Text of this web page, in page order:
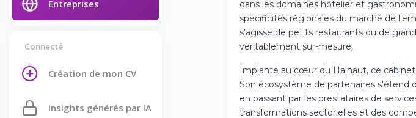
Entreprises
Connecté
Création de mon CV
Insights générés par IA
dans les domaines hôtelier et
spécificités régionales du marché de
s'agisse de petits restaurants ou de
véritablement sur-mesure.
Implanté au cœur du Hainaut, ce
Son écosystème de partenaires s'étend
en passant par les prestataires de
transformations sectorielles et des